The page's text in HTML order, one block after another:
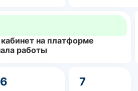
на платформе
работы
6 7